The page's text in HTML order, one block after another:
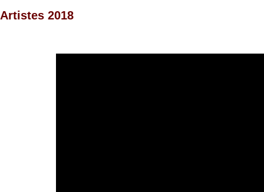
Artistes 2018